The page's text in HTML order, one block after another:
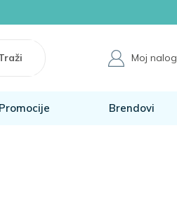
Moj nalog
Promocije Brendovi